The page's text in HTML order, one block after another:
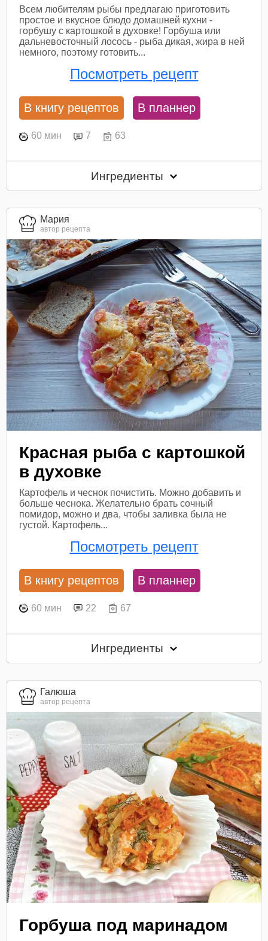
Всем любителям рыбы предлагаю приготовить
простое и вкусное блюдо домашней кухни -
горбушу с картошкой в духовке! Горбуша или
дальневосточный лосось - рыба дикая, жира в ней
немного, поэтому готовить...
Посмотреть рецепт
В книгу рецептов В планнер
60 мин 7 63
Ингредиенты
Мария
автор рецепта
Красная рыба с картошкой
в духовке
Картофель и чеснок почистить. Можно добавить и
больше чеснока. Желательно брать сочный
помидор, можно и два, чтобы заливка была не
густой. Картофель...
Посмотреть рецепт
В книгу рецептов В планнер
60 мин 22 67
Ингредиенты
Галюша
автор рецепта
Горбуша под маринадом